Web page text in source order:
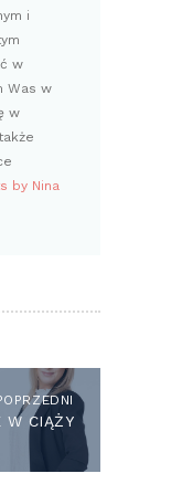
i
w
Was w
w
by Nina
Previous
post:
W CIĄŻY